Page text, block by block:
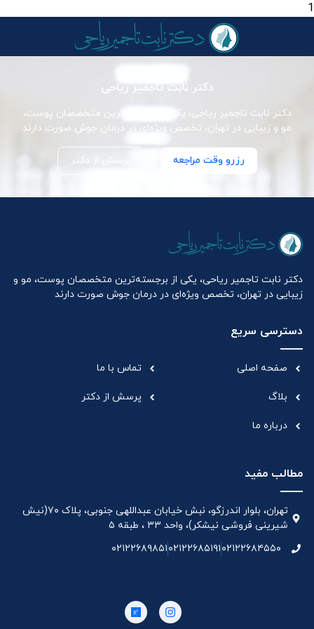
1
دکتر نابت تاجمیر ریاحی
دکتر نابت تاجمیر ریاحی، یکی از برجسته‌ترین متخصصان پوست،
مو و زیبایی در تهران، تخصص ویژه‌ای در درمان جوش صورت دارند
رزرو وقت مراجعه پرسش از دکتر
دکتر نابت تاجمیر ریاحی، یکی از برجسته‌ترین متخصصان پوست، مو و
زیبایی در تهران، تخصص ویژه‌ای در درمان جوش صورت دارند
دسترسی سریع
صفحه اصلی
بلاگ
درباره ما
تماس با ما
پرسش از دکتر
مطالب مفید
تهران، بلوار اندرزگو، نبش خیابان عبداللهی جنوبی، پلاک ۷۰(نیش
شیرینی فروشی نیشکر)، واحد ۳۳ ، طبقه ۵
۰۲۱۲۲۶۸۴۵۵۰۰۲۱۲۲۶۸۵۱۹۱۰۲۱۲۲۶۸۹۸۵۱